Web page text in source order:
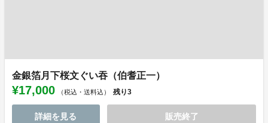
金銀箔月下桜文ぐい吞（伯耆正一）
¥17,000 （税込・送料込） 残り3
詳細を見る 販売終了